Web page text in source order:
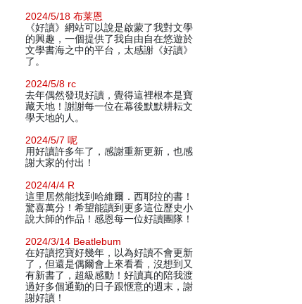
2024/5/18 布莱恩
《好讀》網站可以說是啟蒙了我對文學
的興趣，一個提供了我自由自在悠遊於
文學書海之中的平台，太感謝《好讀》
了。
2024/5/8 rc
去年偶然發現好讀，覺得這裡根本是寶
藏天地！謝謝每一位在幕後默默耕耘文
學天地的人。
2024/5/7 呢
用好讀許多年了，感謝重新更新，也感
謝大家的付出！
2024/4/4 R
這里居然能找到哈維爾．西耶拉的書！
驚喜萬分！希望能讀到更多這位歷史小
說大師的作品！感恩每一位好讀團隊！
2024/3/14 Beatlebum
在好讀挖寶好幾年，以為好讀不會更新
了，但還是偶爾會上來看看，沒想到又
有新書了，超級感動！好讀真的陪我渡
過好多個通勤的日子跟愜意的週末，謝
謝好讀！